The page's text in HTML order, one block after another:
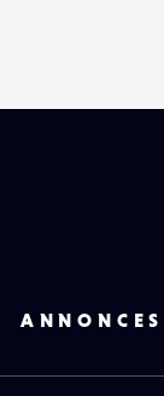
ANNONCES